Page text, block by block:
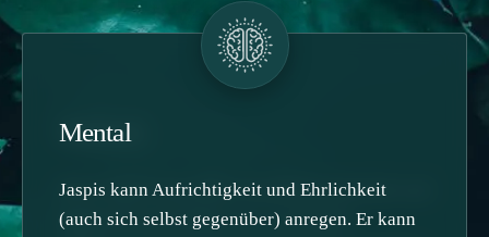
Seelisch
Roter Jaspis kann Mut, Konfliktbereitschaft und
Aggression (im Sinne von »in Angriff
Mental
Jaspis kann Aufrichtigkeit und Ehrlichkeit
(auch sich selbst gegenüber) anregen. Er kann